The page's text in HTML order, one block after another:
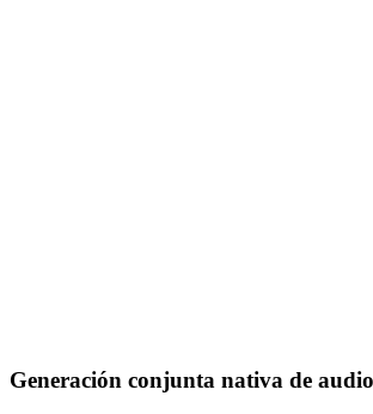
Generación conjunta nativa de